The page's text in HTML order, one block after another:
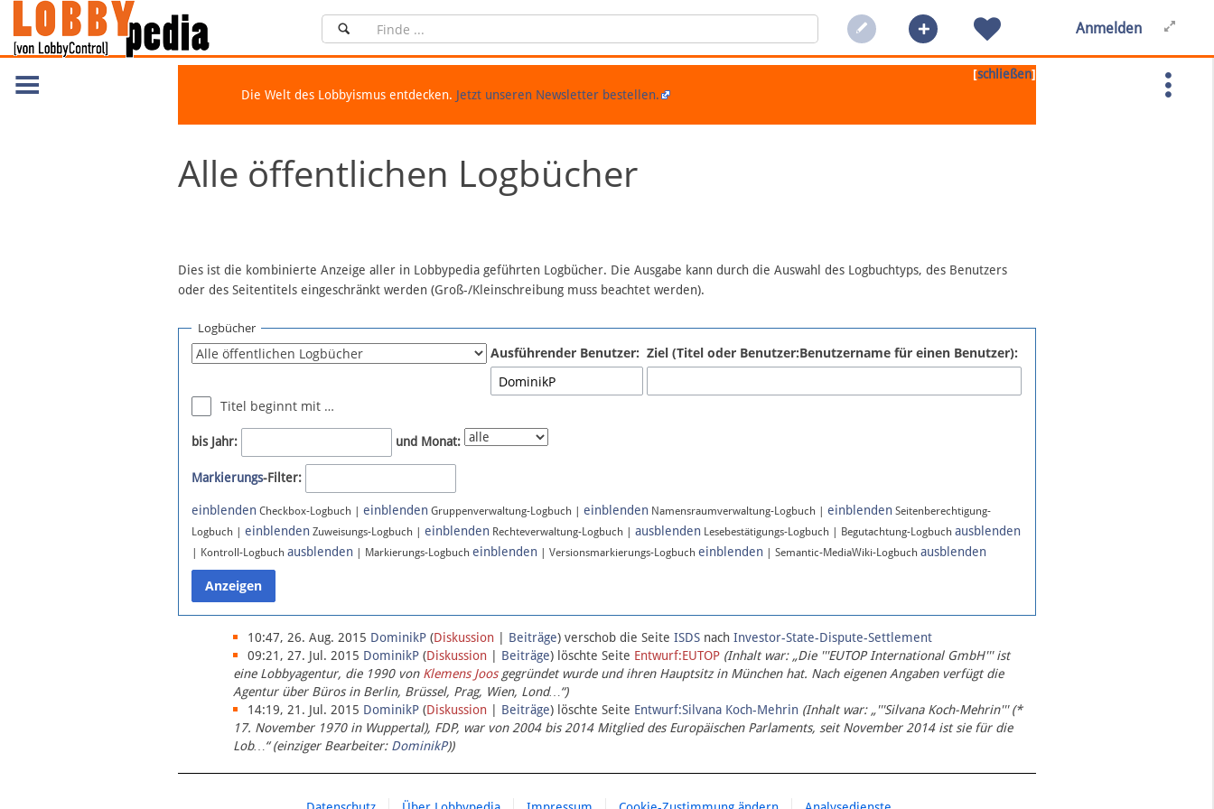
Anmelden
[schließen]
Die Welt des Lobbyismus entdecken. Jetzt unseren Newsletter bestellen.
Alle öffentlichen Logbücher
Dies ist die kombinierte Anzeige aller in Lobbypedia geführten Logbücher. Die Ausgabe kann durch die Auswahl des Logbuchtyps, des Benutzers
oder des Seitentitels eingeschränkt werden (Groß-/Kleinschreibung muss beachtet werden).
Logbücher
Ausführender Benutzer: Ziel (Titel oder Benutzer:Benutzername für einen Benutzer):
Titel beginnt mit …
bis Jahr: und Monat:
Markierungs-Filter:
einblenden Checkbox-Logbuch | einblenden Gruppenverwaltung-Logbuch | einblenden Namensraumverwaltung-Logbuch | einblenden Seitenberechtigung-
Logbuch | einblenden Zuweisungs-Logbuch | einblenden Rechteverwaltung-Logbuch | ausblenden Lesebestätigungs-Logbuch | Begutachtung-Logbuch ausblenden
| Kontroll-Logbuch ausblenden | Markierungs-Logbuch einblenden | Versionsmarkierungs-Logbuch einblenden | Semantic-MediaWiki-Logbuch ausblenden
10:47, 26. Aug. 2015 DominikP (Diskussion | Beiträge) verschob die Seite ISDS nach Investor-State-Dispute-Settlement
09:21, 27. Jul. 2015 DominikP (Diskussion | Beiträge) löschte Seite Entwurf:EUTOP (Inhalt war: „Die '''EUTOP International GmbH''' ist
eine Lobbyagentur, die 1990 von Klemens Joosgegründet wurde und ihren Hauptsitz in München hat. Nach eigenen Angaben verfügt die
Agentur über Büros in Berlin, Brüssel, Prag, Wien, Lond…“)
14:19, 21. Jul. 2015 DominikP (Diskussion | Beiträge) löschte Seite Entwurf:Silvana Koch-Mehrin (Inhalt war: „'''Silvana Koch-Mehrin''' (*
17. November 1970 in Wuppertal), FDP, war von 2004 bis 2014 Mitglied des Europäischen Parlaments, seit November 2014 ist sie für die
Lob…“ (einziger Bearbeiter: DominikP))